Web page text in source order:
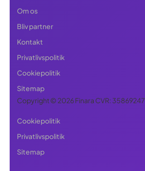
Om os
Bliv partner
Kontakt
Privatlivspolitik
Cookiepolitik
Sitemap
Copyright © 2026 Finara CVR: 35869247
Cookiepolitik
Privatlivspolitik
Sitemap